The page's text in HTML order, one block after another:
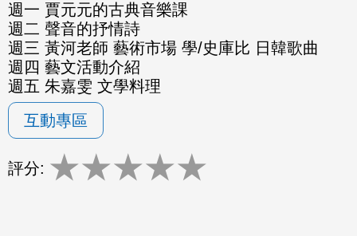
週一 賈元元的古典音樂課
週二 聲音的抒情詩
週三 黃河老師 藝術市場 學/史庫比 日韓歌曲
週四 藝文活動介紹
週五 朱嘉雯 文學料理
互動專區
評分: ★★★★★